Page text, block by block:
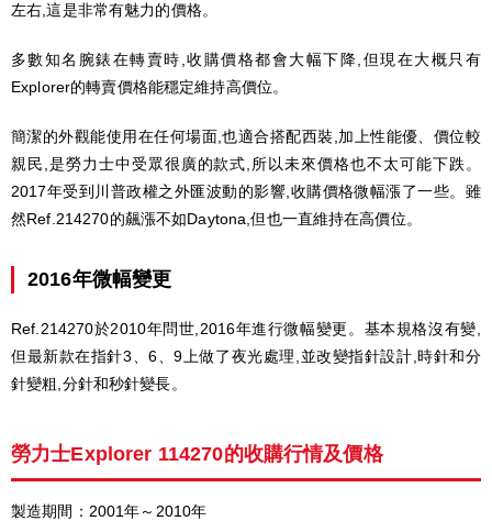
左右,這是非常有魅力的價格。
多數知名腕錶在轉賣時,收購價格都會大幅下降,但現在大概只有
Explorer的轉賣價格能穩定維持高價位。
簡潔的外觀能使用在任何場面,也適合搭配西裝,加上性能優、價位較
親民,是勞力士中受眾很廣的款式,所以未來價格也不太可能下跌。
2017年受到川普政權之外匯波動的影響,收購價格微幅漲了一些。雖
然Ref.214270的飆漲不如Daytona,但也一直維持在高價位。
2016年微幅變更
Ref.214270於2010年問世,2016年進行微幅變更。基本規格沒有變,
但最新款在指針3、6、9上做了夜光處理,並改變指針設計,時針和分
針變粗,分針和秒針變長。
勞力士Explorer 114270的收購行情及價格
製造期間：2001年～2010年